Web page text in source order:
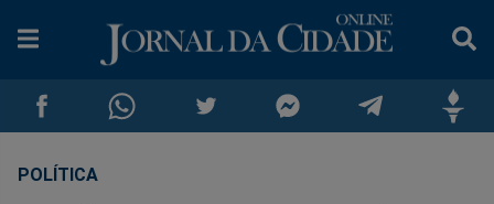
CompartilharCompartilhar
POLÍTICA